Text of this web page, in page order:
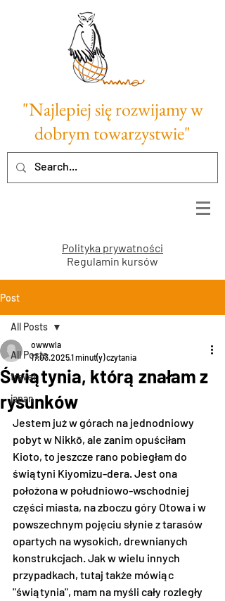
"Najlepiej się rozwijamy w
dobrym towarzystwie"
Polityka prywatności
Regulamin kursów
Post
All Posts
travel
japan
All Posts
Świątynia, którą znałam z
rysunków
owwwla
17.03.20251 minut(y) czytania
Jestem już w górach na jednodniowy
pobyt w Nikkō, ale zanim opuściłam
Kioto, to jeszcze rano pobiegłam do
świątyni Kiyomizu-dera. Jest ona
położona w południowo-wschodniej
części miasta, na zboczu góry Otowa i w
powszechnym pojęciu słynie z tarasów
opartych na wysokich, drewnianych
konstrukcjach. Jak w wielu innych
przypadkach, tutaj także mówiąc
"świątynia", mam na myśli cały rozległy